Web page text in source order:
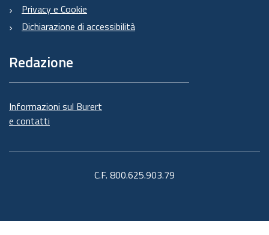
Privacy e Cookie
Dichiarazione di accessibilità
Redazione
Informazioni sul Burert
e contatti
C.F. 800.625.903.79